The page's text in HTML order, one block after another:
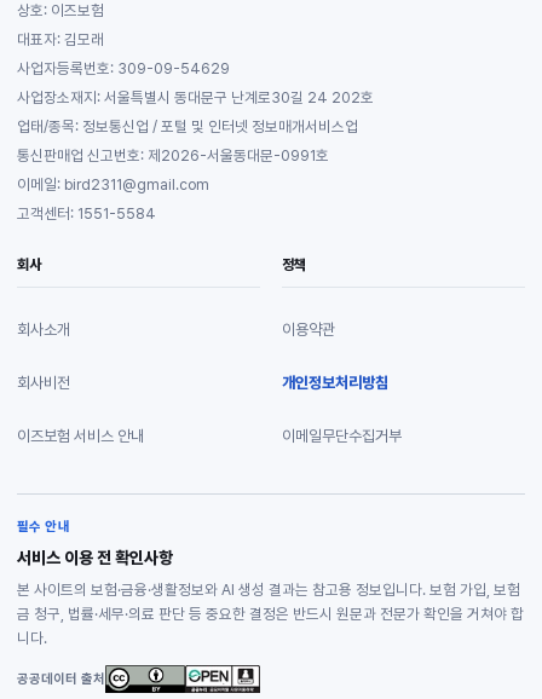
상호: 이즈보험
대표자: 김모래
사업자등록번호: 309-09-54629
사업장소재지: 서울특별시 동대문구 난계로30길 24 202호
업태/종목: 정보통신업 / 포털 및 인터넷 정보매개서비스업
통신판매업 신고번호: 제2026-서울동대문-0991호
이메일: bird2311@gmail.com
고객센터: 1551-5584
회사
회사소개
회사비전
이즈보험 서비스 안내
정책
이용약관
개인정보처리방침
이메일무단수집거부
필수 안내
서비스 이용 전 확인사항
본 사이트의 보험·금융·생활정보와 AI 생성 결과는 참고용 정보입니다. 보험 가입, 보험
금 청구, 법률·세무·의료 판단 등 중요한 결정은 반드시 원문과 전문가 확인을 거쳐야 합
니다.
공공데이터 출처